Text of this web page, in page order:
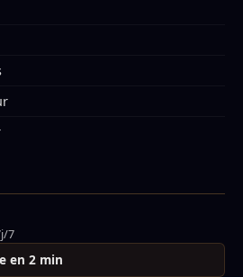
7
en 2 min